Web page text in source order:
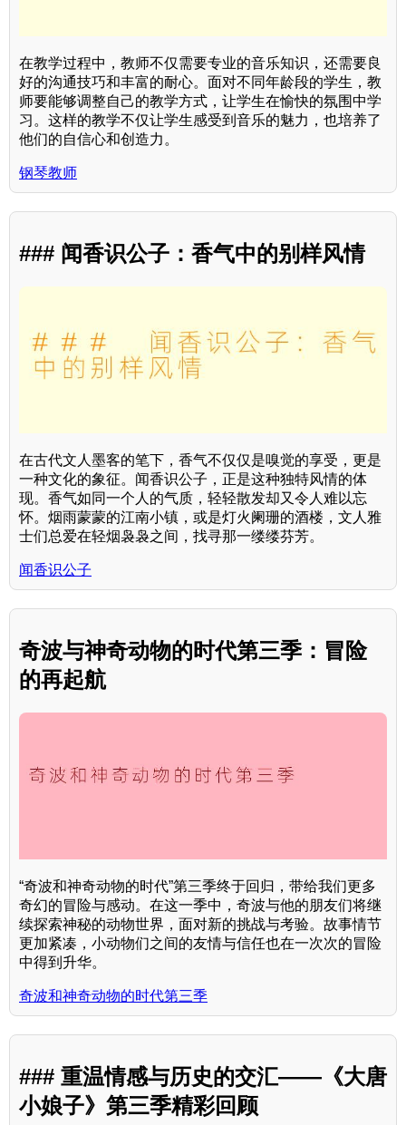
在教学过程中，教师不仅需要专业的音乐知识，还需要良
好的沟通技巧和丰富的耐心。面对不同年龄段的学生，教
师要能够调整自己的教学方式，让学生在愉快的氛围中学
习。这样的教学不仅让学生感受到音乐的魅力，也培养了
他们的自信心和创造力。
钢琴教师
### 闻香识公子：香气中的别样风情
在古代文人墨客的笔下，香气不仅仅是嗅觉的享受，更是
一种文化的象征。闻香识公子，正是这种独特风情的体
现。香气如同一个人的气质，轻轻散发却又令人难以忘
怀。烟雨蒙蒙的江南小镇，或是灯火阑珊的酒楼，文人雅
士们总爱在轻烟袅袅之间，找寻那一缕缕芬芳。
闻香识公子
奇波与神奇动物的时代第三季：冒险
的再起航
“奇波和神奇动物的时代”第三季终于回归，带给我们更多
奇幻的冒险与感动。在这一季中，奇波与他的朋友们将继
续探索神秘的动物世界，面对新的挑战与考验。故事情节
更加紧凑，小动物们之间的友情与信任也在一次次的冒险
中得到升华。
奇波和神奇动物的时代第三季
### 重温情感与历史的交汇——《大唐
小娘子》第三季精彩回顾